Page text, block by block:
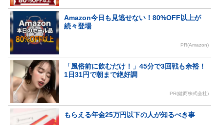
Amazon今日も見逃せない！80%OFF以上が
続々登場
PR(Amazon)
「風俗前に飲むだけ！」45分で3回戦も余裕！
1日31円で朝まで絶好調
PR(健商株式会社)
もらえる年金25万円以下の人が知るべき事